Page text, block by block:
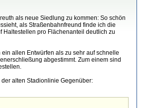
als neue Siedlung zu kommen: So schön
als Straßenbahnfreund finde ich die
Haltestellen pro Flächenanteil deutlich zu
allen Entwürfen als zu sehr auf schnelle
abgestimmt. Zum einem sind
der alten Stadionlinie Gegenüber: